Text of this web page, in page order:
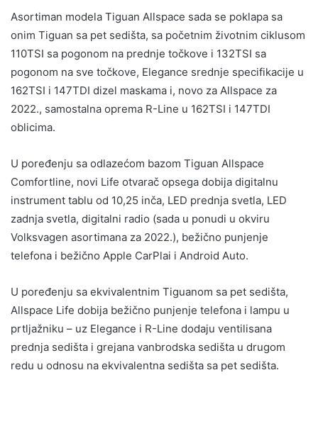
Asortiman modela Tiguan Allspace sada se poklapa sa
onim Tiguan sa pet sedišta, sa početnim životnim ciklusom
110TSI sa pogonom na prednje točkove i 132TSI sa
pogonom na sve točkove, Elegance srednje specifikacije u
162TSI i 147TDI dizel maskama i, novo za Allspace za
2022., samostalna oprema R-Line u 162TSI i 147TDI
oblicima.
U poređenju sa odlazećom bazom Tiguan Allspace
Comfortline, novi Life otvarač opsega dobija digitalnu
instrument tablu od 10,25 inča, LED prednja svetla, LED
zadnja svetla, digitalni radio (sada u ponudi u okviru
Volksvagen asortimana za 2022.), bežično punjenje
telefona i bežično Apple CarPlai i Android Auto.
U poređenju sa ekvivalentnim Tiguanom sa pet sedišta,
Allspace Life dobija bežično punjenje telefona i lampu u
prtljažniku – uz Elegance i R-Line dodaju ventilisana
prednja sedišta i grejana vanbrodska sedišta u drugom
redu u odnosu na ekvivalentna sedišta sa pet sedišta.